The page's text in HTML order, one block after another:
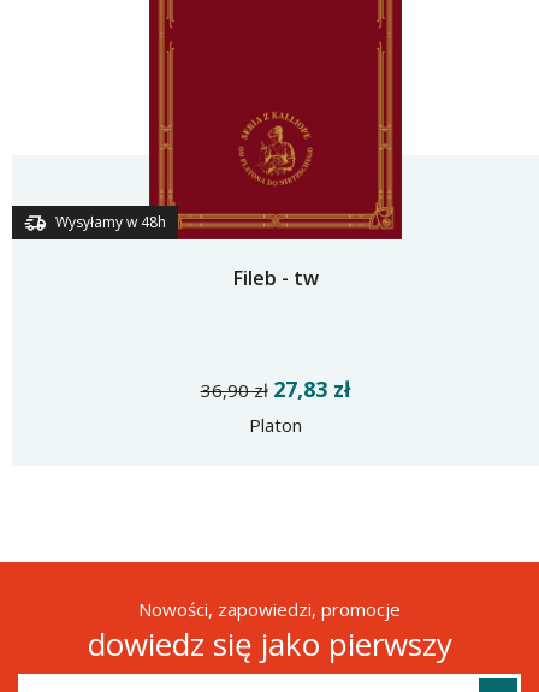
Wysyłamy w 48h
Fileb - tw
36,90 zł 27,83 zł
Platon
Nowości, zapowiedzi, promocje
dowiedz się jako pierwszy